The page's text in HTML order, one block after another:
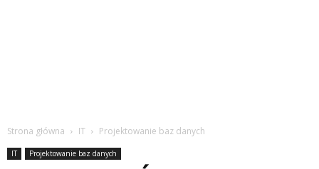
Strona główna IT Projektowanie baz danych
IT Projektowanie baz danych